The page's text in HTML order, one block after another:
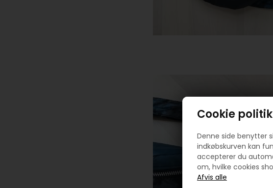
Cookie politik
Denne side benytter
indkøbskurven kan
accepterer du
om, hvilke cookies